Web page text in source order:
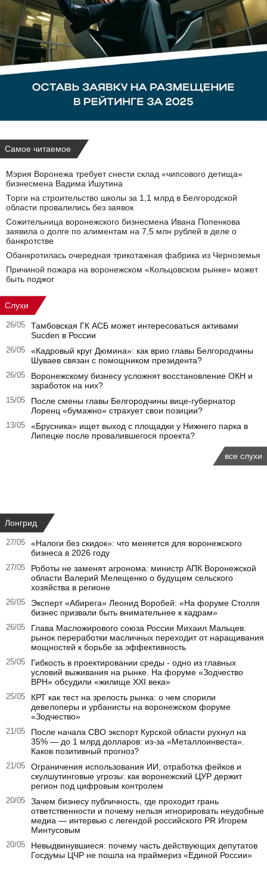
Самое читаемое
Мэрия Воронежа требует снести склад «чипсового детища»
бизнесмена Вадима Ишутина
Торги на строительство школы за 1,1 млрд в Белгородской
области провалились без заявок
Сожительница воронежского бизнесмена Ивана Попенкова
заявила о долге по алиментам на 7,5 млн рублей в деле о
банкротстве
Обанкротилась очередная трикотажная фабрика из Черноземья
Причиной пожара на воронежском «Кольцовском рынке» может
быть поджог
Слухи
26/05
Тамбовская ГК АСБ может интересоваться активами
Sucden в России
26/05
«Кадровый круг Дюмина»: как врио главы Белгородчины
Шуваев связан с помощником президента?
26/05
Воронежскому бизнесу усложнят восстановление ОКН и
заработок на них?
15/05
После смены главы Белгородчины вице-губернатор
Лоренц «бумажно» страхует свои позиции?
13/05
«Брусника» ищет выход с площадки у Нижнего парка в
Липецке после провалившегося проекта?
все слухи
Лонгрид
27/05
«Налоги без скидок»: что меняется для воронежского
бизнеса в 2026 году
27/05
Роботы не заменят агронома: министр АПК Воронежской
области Валерий Мелещенко о будущем сельского
хозяйства в регионе
26/05
Эксперт «Абирега» Леонид Воробей: «На форуме Столля
бизнес призвали быть внимательнее к кадрам»
26/05
Глава Масложирового союза России Михаил Мальцев:
рынок переработки масличных переходит от наращивания
мощностей к борьбе за эффективность
25/05
Гибкость в проектировании среды - одно из главных
условий выживания на рынке. На форуме «Зодчество
ВРН» обсудили «жилище XXI века»
25/05
КРТ как тест на зрелость рынка: о чем спорили
девелоперы и урбанисты на воронежском форуме
«Зодчество»
21/05
После начала СВО экспорт Курской области рухнул на
35% — до 1 млрд долларов: из-за «Металлоинвеста».
Каков позитивный прогноз?
21/05
Ограничения использования ИИ, отработка фейков и
скулшутинговые угрозы: как воронежский ЦУР держит
регион под цифровым контролем
20/05
Зачем бизнесу публичность, где проходит грань
ответственности и почему нельзя игнорировать неудобные
медиа — интервью с легендой российского PR Игорем
Минтусовым
20/05
Невыдвинувшиеся: почему часть действующих депутатов
Госдумы ЦЧР не пошла на праймериз «Единой России»